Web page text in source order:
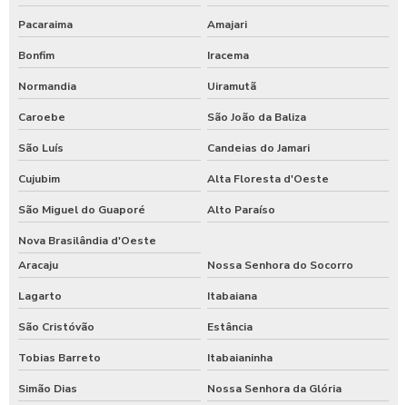
Pacaraima Amajari
Bonfim Iracema
Normandia Uiramutã
Caroebe São João da Baliza
São Luís Candeias do Jamari
Cujubim Alta Floresta d'Oeste
São Miguel do Guaporé Alto Paraíso
Nova Brasilândia d'Oeste
Aracaju
Nossa Senhora do Socorro
Lagarto Itabaiana
São Cristóvão Estância
Tobias Barreto Itabaianinha
Simão Dias Nossa Senhora da Glória